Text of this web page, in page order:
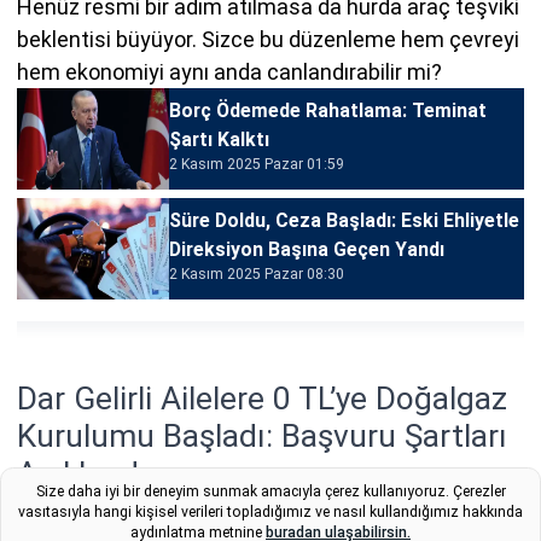
Henüz resmi bir adım atılmasa da hurda araç teşviki
beklentisi büyüyor. Sizce bu düzenleme hem çevreyi
hem ekonomiyi aynı anda canlandırabilir mi?
Borç Ödemede Rahatlama: Teminat
Şartı Kalktı
2 Kasım 2025 Pazar 01:59
Süre Doldu, Ceza Başladı: Eski Ehliyetle
Direksiyon Başına Geçen Yandı
2 Kasım 2025 Pazar 08:30
Dar Gelirli Ailelere 0 TL’ye Doğalgaz
Kurulumu Başladı: Başvuru Şartları
Açıklandı
Yeni başlatılan sosyal destek programı kapsamında dar
Size daha iyi bir deneyim sunmak amacıyla çerez kullanıyoruz. Çerezler
vasıtasıyla hangi kişisel verileri topladığımız ve nasıl kullandığımız hakkında
aydınlatma metnine buradan ulaşabilirsin.